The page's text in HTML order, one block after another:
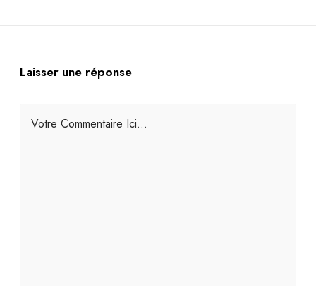
Laisser une réponse
Votre Commentaire Ici...